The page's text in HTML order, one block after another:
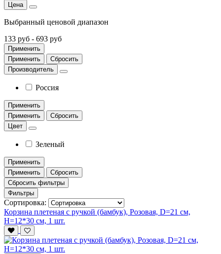
Цена
Выбранный ценовой диапазон
133 руб - 693 руб
Применить
Применить
Сбросить
Производитель
Россия
Применить
Применить
Сбросить
Цвет
Зеленый
Применить
Применить
Сбросить
Сбросить фильтры
Фильтры
Сортировка:
Корзина плетеная с ручкой (бамбук), Розовая, D=21 см,
H=12*30 см, 1 шт.